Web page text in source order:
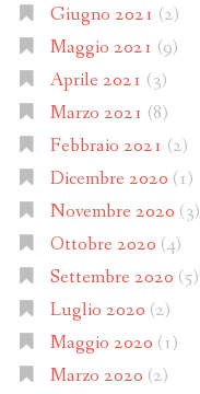
Giugno 2021 (2)
Maggio 2021 (9)
Aprile 2021 (3)
Marzo 2021 (8)
Febbraio 2021 (2)
Dicembre 2020 (1)
Novembre 2020 (3)
Ottobre 2020 (4)
Settembre 2020 (5)
Luglio 2020 (2)
Maggio 2020 (1)
Marzo 2020 (2)